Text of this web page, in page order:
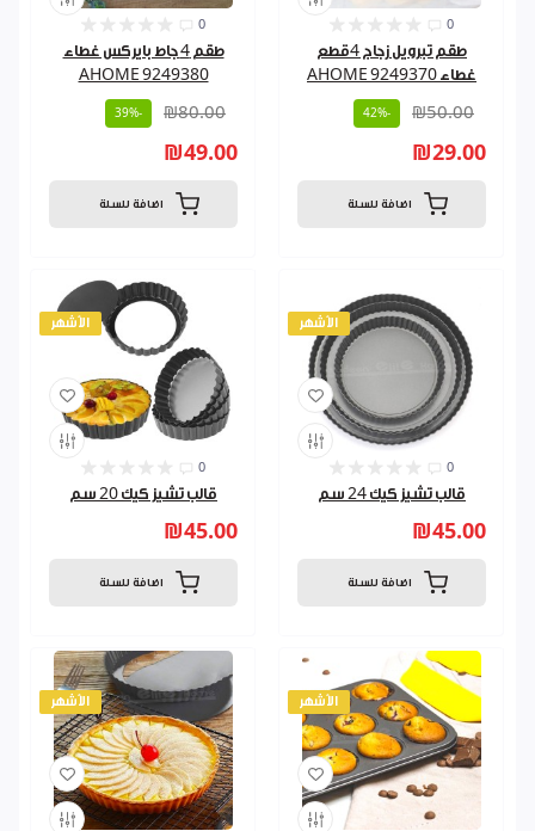
0
طقم 4 جاط بايركس غطاء
AHOME 9249380
₪80.00
-39%
₪49.00
اضافة للسلة
0
طقم تبرويل زجاج 4قطع
غطاء AHOME 9249370
₪50.00
-42%
₪29.00
اضافة للسلة
الأشهر
0
قالب تشيز كيك 20 سم
₪45.00
اضافة للسلة
الأشهر
0
قالب تشيز كيك 24 سم
₪45.00
اضافة للسلة
الأشهر الأشهر